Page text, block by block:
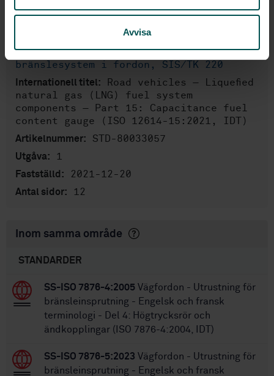
Avvisa
Produktinformation
Framtagen av:
Motorer, driv- och
bränslesystem i fordon, SIS/TK 220
Internationell titel:
Road vehicles — Liquefied
natural gas (LNG) fuel system
components — Part 15: Capacitance fuel
content gauge (ISO 12614-15:2021, IDT)
Artikelnummer: STD-80033057
Utgåva: 1
Fastställd: 2021-12-20
Antal sidor: 12
Inom samma område
STANDARDER
SS-ISO 7876-4:2005 Vägfordon - Utrustning för
bränsleinsprutning - Engelsk och fransk
terminologi - Del 4: Högtrycksrör och
ändkopplingar (ISO 7876-4:2004, IDT)
SS-ISO 7876-5:2023 Vägfordon - Utrustning för
bränsleinsprutning - Engelsk och fransk